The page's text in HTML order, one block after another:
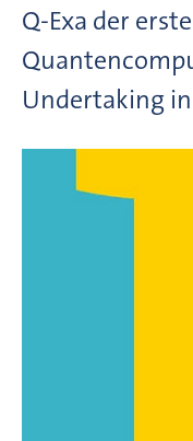
Q-Exa der
Undertaking